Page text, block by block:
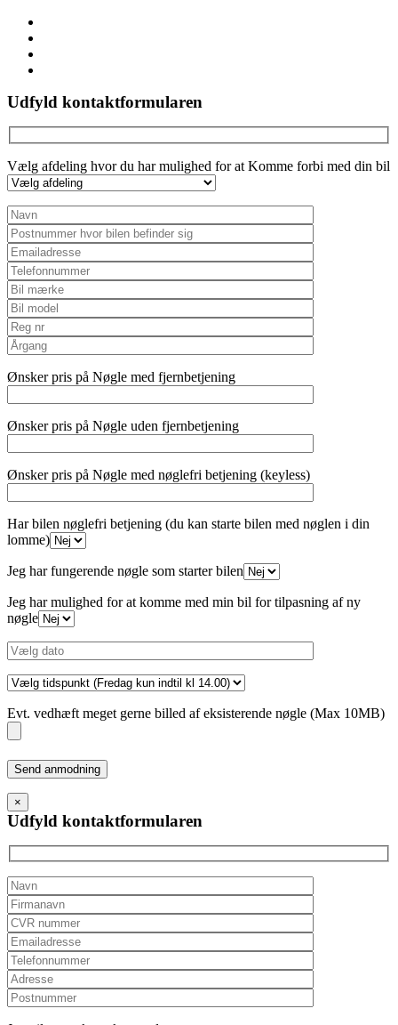
Udfyld kontaktformularen
Vælg afdeling hvor du har mulighed for at Komme forbi med din bil
Ønsker pris på Nøgle med fjernbetjening
Ønsker pris på Nøgle uden fjernbetjening
Ønsker pris på Nøgle med nøglefri betjening (keyless)
Har bilen nøglefri betjening (du kan starte bilen med nøglen i din
lomme)
Jeg har fungerende nøgle som starter bilen
Jeg har mulighed for at komme med min bil for tilpasning af ny
nøgle
Evt. vedhæft meget gerne billed af eksisterende nøgle (Max 10MB)
Please
leave
this
field
empty.
×
Udfyld kontaktformularen